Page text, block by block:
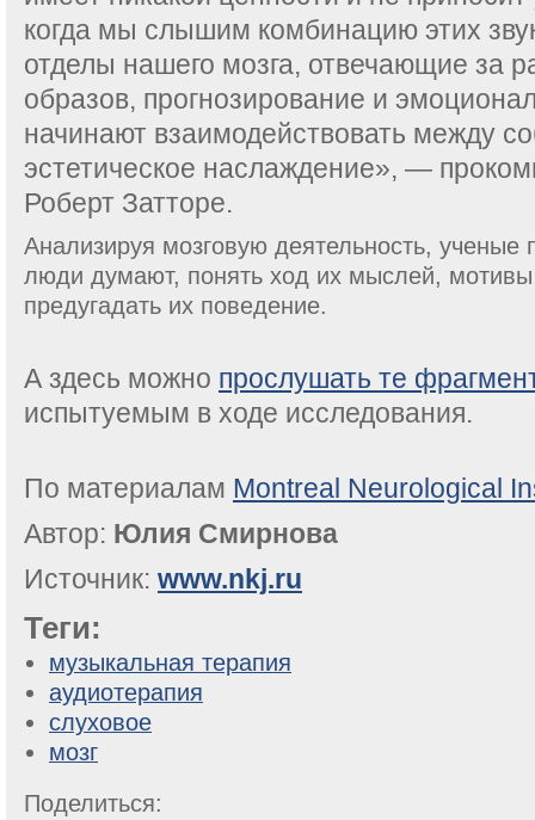
когда мы слышим комбинацию этих
отделы нашего мозга, отвечающие за
образов, прогнозирование и
начинают взаимодействовать между
эстетическое наслаждение», —
Роберт Затторе.
Анализируя мозговую деятельность, ученые
люди думают, понять ход их мыслей, мотивы
предугадать их поведение.
А здесь можно прослушать те
испытуемым в ходе исследования.
По материалам Montreal Neurological
Автор: Юлия Смирнова
Источник: www.nkj.ru
Теги:
музыкальная терапия
аудиотерапия
слуховое
мозг
Поделиться: